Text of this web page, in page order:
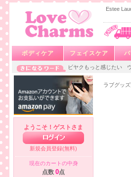
Estee
ボディケア フェイスケア
ビヤクもっと感じたい
ようこそ！ゲストさま
新規会員登録(無料)
現在のカートの中身
点数 0点
ラブグッ